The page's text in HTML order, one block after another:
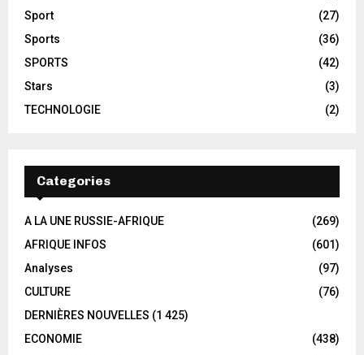
Sport
(27)
Sports
(36)
SPORTS
(42)
Stars
(3)
TECHNOLOGIE
(2)
Categories
A LA UNE RUSSIE-AFRIQUE
(269)
AFRIQUE INFOS
(601)
Analyses
(97)
CULTURE
(76)
DERNIÈRES NOUVELLES (1 425)
ECONOMIE
(438)